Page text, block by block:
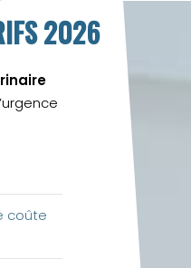
2026
coûte